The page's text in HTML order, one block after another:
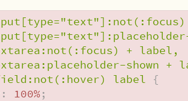
+ label,
shown +
label
{
: 100%;